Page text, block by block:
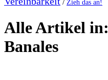
/ Zieh das an!
Alle Artikel in:
Banales